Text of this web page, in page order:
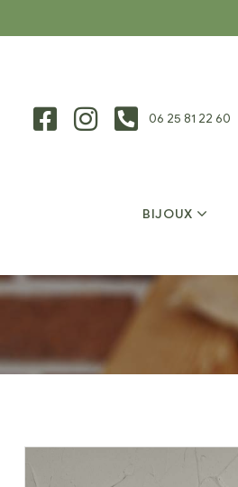
06 25 81 22 60
BIJOUX